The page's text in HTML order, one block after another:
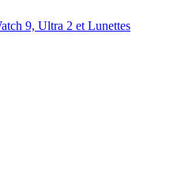
9, Ultra 2 et Lunettes